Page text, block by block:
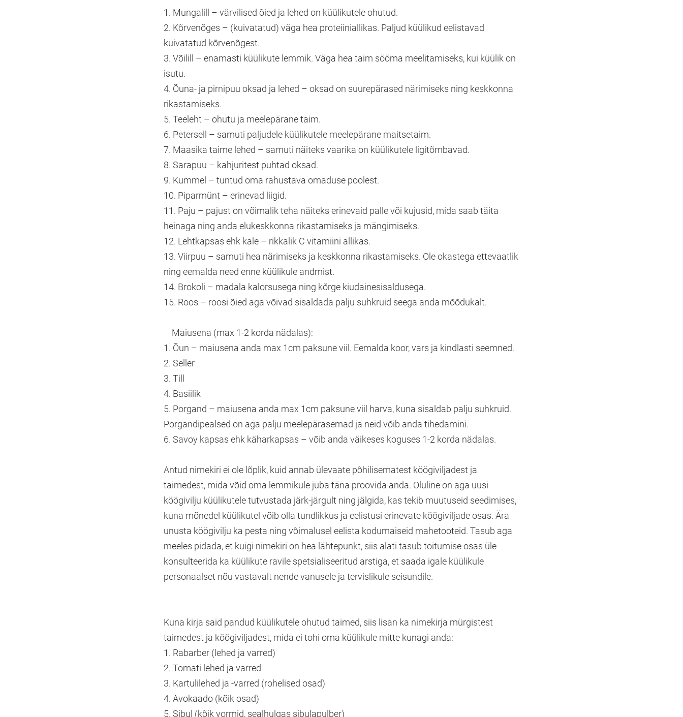
1. Mungalill – värvilised õied ja lehed on küülikutele ohutud.
2. Kõrvenõges – (kuivatatud) väga hea proteiiniallikas. Paljud küülikud eelistavad
kuivatatud kõrvenõgest.
3. Võilill – enamasti küülikute lemmik. Väga hea taim sööma meelitamiseks, kui küülik on
isutu.
4. Õuna- ja pirnipuu oksad ja lehed – oksad on suurepärased närimiseks ning keskkonna
rikastamiseks.
5. Teeleht – ohutu ja meelepärane taim.
6. Petersell – samuti paljudele küülikutele meelepärane maitsetaim.
7. Maasika taime lehed – samuti näiteks vaarika on küülikutele ligitõmbavad.
8. Sarapuu – kahjuritest puhtad oksad.
9. Kummel – tuntud oma rahustava omaduse poolest.
10. Piparmünt – erinevad liigid.
11. Paju – pajust on võimalik teha näiteks erinevaid palle või kujusid, mida saab täita
heinaga ning anda elukeskkonna rikastamiseks ja mängimiseks.
12. Lehtkapsas ehk kale – rikkalik C vitamiini allikas.
13. Viirpuu – samuti hea närimiseks ja keskkonna rikastamiseks. Ole okastega ettevaatlik
ning eemalda need enne küülikule andmist.
14. Brokoli – madala kalorsusega ning kõrge kiudainesisaldusega.
15. Roos – roosi õied aga võivad sisaldada palju suhkruid seega anda mõõdukalt.
Maiusena (max 1-2 korda nädalas):
1. Õun – maiusena anda max 1cm paksune viil. Eemalda koor, vars ja kindlasti seemned.
2. Seller
3. Till
4. Basiilik
5. Porgand – maiusena anda max 1cm paksune viil harva, kuna sisaldab palju suhkruid.
Porgandipealsed on aga palju meelepärasemad ja neid võib anda tihedamini.
6. Savoy kapsas ehk käharkapsas – võib anda väikeses koguses 1-2 korda nädalas.
Antud nimekiri ei ole lõplik, kuid annab ülevaate põhilisematest köögiviljadest ja
taimedest, mida võid oma lemmikule juba täna proovida anda. Oluline on aga uusi
köögivilju küülikutele tutvustada järk-järgult ning jälgida, kas tekib muutuseid seedimises,
kuna mõnedel küülikutel võib olla tundlikkus ja eelistusi erinevate köögiviljade osas. Ära
unusta köögivilju ka pesta ning võimalusel eelista kodumaiseid mahetooteid. Tasub aga
meeles pidada, et kuigi nimekiri on hea lähtepunkt, siis alati tasub toitumise osas üle
konsulteerida ka küülikute ravile spetsialiseeritud arstiga, et saada igale küülikule
personaalset nõu vastavalt nende vanusele ja tervislikule seisundile.
Kuna kirja said pandud küülikutele ohutud taimed, siis lisan ka nimekirja mürgistest
taimedest ja köögiviljadest, mida ei tohi oma küülikule mitte kunagi anda:
1. Rabarber (lehed ja varred)
2. Tomati lehed ja varred
3. Kartulilehed ja -varred (rohelised osad)
4. Avokaado (kõik osad)
5. Sibul (kõik vormid, sealhulgas sibulapulber)